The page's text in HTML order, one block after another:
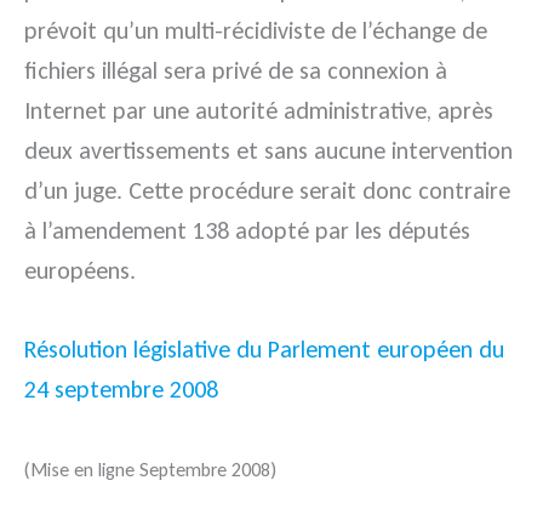
prévoit qu’un multi-récidiviste de l’échange de
fichiers illégal sera privé de sa connexion à
Internet par une autorité administrative, après
deux avertissements et sans aucune intervention
d’un juge. Cette procédure serait donc contraire
à l’amendement 138 adopté par les députés
européens.
Résolution législative du Parlement européen du
24 septembre 2008
(Mise en ligne Septembre 2008)